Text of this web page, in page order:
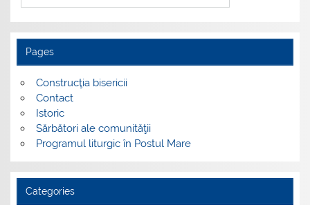
Pages
Construcţia bisericii
Contact
Istoric
Sărbători ale comunităţii
Programul liturgic în Postul Mare
Categories